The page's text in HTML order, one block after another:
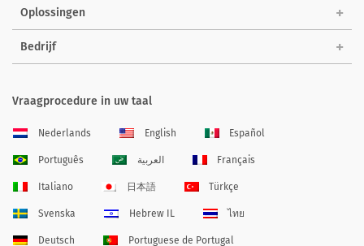
Oplossingen
Bedrijf
Vraagprocedure in uw taal
Nederlands English Español
Português العربية Français
Italiano 日本語 Türkçe
Svenska Hebrew IL ไทย
Deutsch Portuguese de Portugal